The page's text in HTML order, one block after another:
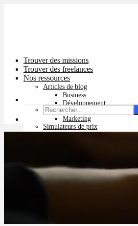
Trouver des missions
Trouver des freelances
Nos ressources
Articles de blog
Business
Développement
Graphisme
Marketing
Simulateurs de prix
Prix pub Instagram
Prix logiciel
Prix chatbot